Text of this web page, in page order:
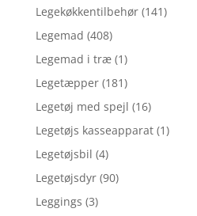
Legekøkkentilbehør (141)
Legemad (408)
Legemad i træ (1)
Legetæpper (181)
Legetøj med spejl (16)
Legetøjs kasseapparat (1)
Legetøjsbil (4)
Legetøjsdyr (90)
Leggings (3)